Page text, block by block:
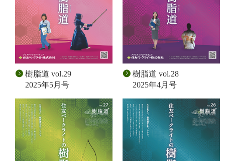
樹脂道 vol.29
2025年5月号
樹脂道 vol.28
2025年4月号